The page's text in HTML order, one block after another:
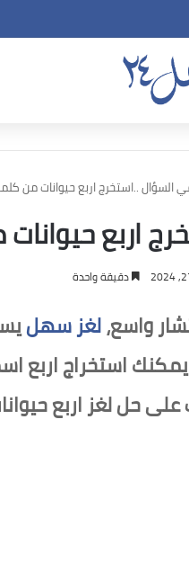
السؤال ..استخرج اربع حيوانات من
اربع
دقيقة واحدة
واسع،لغز سهل
استخراج اربع
حل لغز اربع